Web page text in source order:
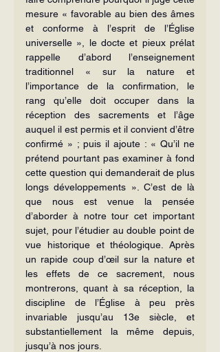
mesure « favorable au bien des âmes
et conforme à l’esprit de l’Église
universelle », le docte et pieux prélat
rappelle d’abord l’enseignement
traditionnel « sur la nature et
l’importance de la confirmation, le
rang qu’elle doit occuper dans la
réception des sacrements et l’âge
auquel il est permis et il convient d’être
confir­mé » ; puis il ajoute : « Qu’il ne
prétend pourtant pas examiner à fond
cette question qui demanderait de plus
longs développements ». C’est de là
que nous est venue la pensée
d’aborder à notre tour cet important
sujet, pour l’étudier au double point de
vue historique et théologique. Après
un rapide coup d’œil sur la nature et
les effets de ce sacrement, nous
montrerons, quant à sa réception, la
discipline de l’Église à peu près
invariable jusqu’au 13e siècle, et
substantiellement la même depuis,
jusqu’à nos jours.